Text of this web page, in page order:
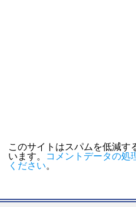
このサイトはスパムを低減
います。
コメントデータの処
ください。